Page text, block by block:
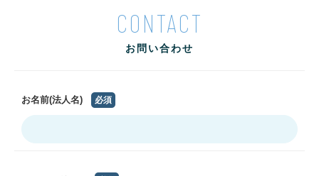
CONTACT
お問い合わせ
お名前(法人名) 必須